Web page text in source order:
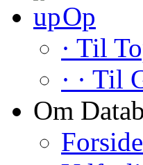
Op
· Til
· · Til
Om